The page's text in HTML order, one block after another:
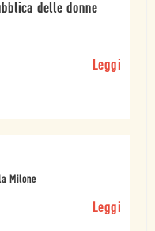
delle donne
Leggi
Milone
Leggi